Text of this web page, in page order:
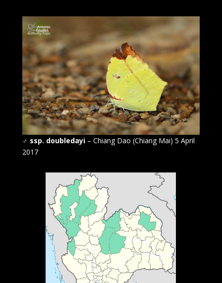
♂ ssp. doubledayi– Chiang Dao (Chiang Mai) 5 April
2017